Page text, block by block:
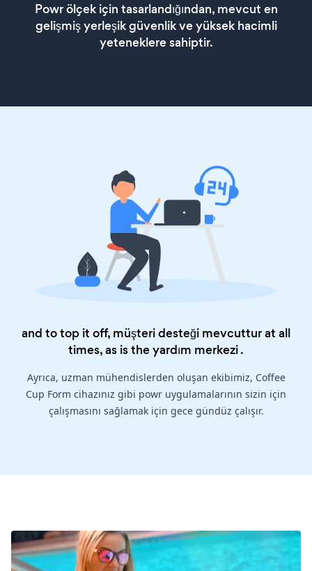
Powr ölçek için tasarlandığından, mevcut en
gelişmiş yerleşik güvenlik ve yüksek hacimli
yeteneklere sahiptir.
and to top it off, müşteri desteği mevcuttur at all
times, as is theyardım merkezi.
Ayrıca, uzman mühendislerden oluşan ekibimiz, Coffee
Cup Form cihazınız gibi powr uygulamalarının sizin için
çalışmasını sağlamak için gece gündüz çalışır.